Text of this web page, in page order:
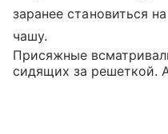
заранее становиться
чашу.
Присяжные
сидящих за решеткой.